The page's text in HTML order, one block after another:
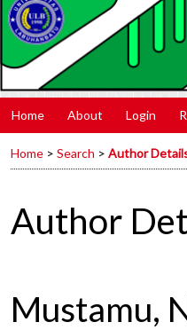
Home About Login
Home > Search > Author
Author
Mustamu,